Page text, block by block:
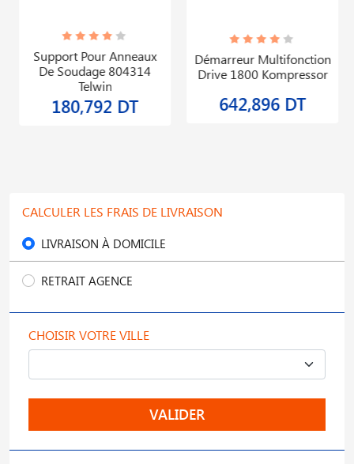
Support Pour Anneaux
De Soudage 804314
Telwin
180,792 DT
Démarreur Multifonction
Drive 1800 Kompressor
642,896 DT
CALCULER LES FRAIS DE LIVRAISON
LIVRAISON À DOMICILE
RETRAIT AGENCE
CHOISIR VOTRE VILLE
VALIDER